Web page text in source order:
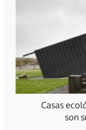
Casas
son